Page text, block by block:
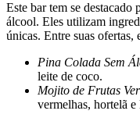
Este bar tem se destacado
álcool. Eles utilizam
únicas. Entre suas ofertas,
Pina Colada Sem
leite de coco.
Mojito de Frutas
vermelhas, hortelã e